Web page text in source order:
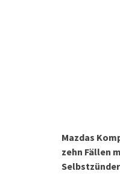
Mazdas
zehn Fällen